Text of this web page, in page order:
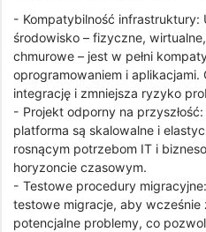
- Kompatybilność infrastruktury:
środowisko – fizyczne,
chmurowe – jest w pełni
oprogramowaniem i aplikacjami.
integrację i zmniejsza ryzyko
- Projekt odporny na
platforma są skalowalne i
rosnącym potrzebom IT i
horyzoncie czasowym.
- Testowe procedury
testowe migracje, aby
potencjalne problemy, co